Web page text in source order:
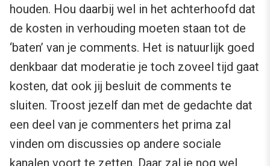
houden. Hou daarbij wel in het achterhoofd dat
de kosten in verhouding moeten staan tot de
‘baten’ van je comments. Het is natuurlijk goed
denkbaar dat moderatie je toch zoveel tijd gaat
kosten, dat ook jij besluit de comments te
sluiten. Troost jezelf dan met de gedachte dat
een deel van je commenters het prima zal
vinden om discussies op andere sociale
kanalen voort te zetten. Daar zal je nog wel